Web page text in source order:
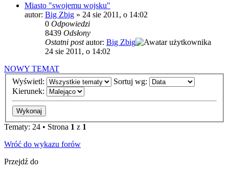
Miasto "swojemu wojsku"
autor: Big Zbig » 24 sie 2011, o 14:02
0 Odpowiedzi
8439 Odsłony
Ostatni postautor: Big Zbig
24 sie 2011, o 14:02
NOWY TEMAT
Wyświetl:
Sortuj wg:
Kierunek:
Tematy: 24 • Strona 1 z 1
Wróć do wykazu forów
Przejdź do